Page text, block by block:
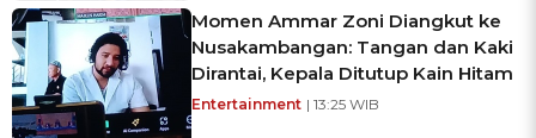
Momen Ammar Zoni Diangkut ke
Nusakambangan: Tangan dan Kaki
Dirantai, Kepala Ditutup Kain Hitam
Entertainment | 13:25 WIB